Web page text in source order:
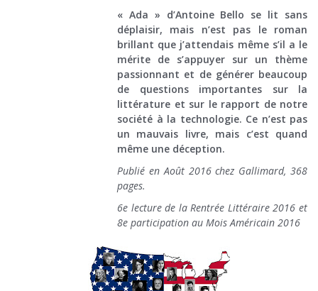
« Ada » d’Antoine Bello se lit sans
déplaisir, mais n’est pas le roman
brillant que j’attendais même s’il a le
mérite de s’appuyer sur un thème
passionnant et de générer beaucoup
de questions importantes sur la
littérature et sur le rapport de notre
société à la technologie. Ce n’est pas
un mauvais livre, mais c’est quand
même une déception.
Publié en Août 2016 chez Gallimard, 368
pages.
6e lecture de la Rentrée Littéraire 2016 et
8e participation au Mois Américain 2016